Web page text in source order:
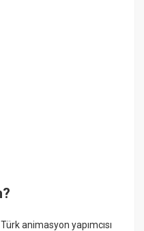
animasyon yapımcısı